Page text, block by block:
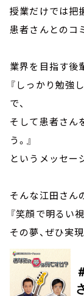
授業だけでは把
患者さんとのコ
業界を目指す後
『しっかり勉強
で、
そして患者さん
う。』
というメッセー
そんな江田さん
『笑顔で明るい
その夢、ぜひ実